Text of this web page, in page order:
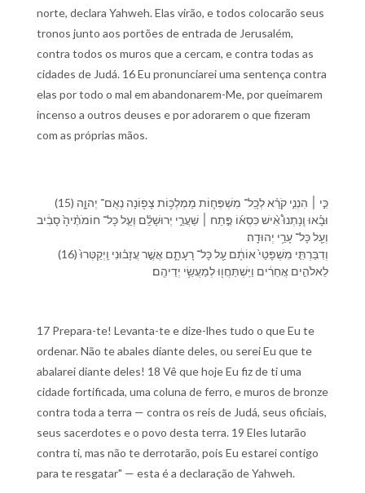
norte, declara Yahweh. Elas virão, e todos colocarão seus
tronos junto aos portões de entrada de Jerusalém,
contra todos os muros que a cercam, e contra todas as
cidades de Judá. 16 Eu pronunciarei uma sentença contra
elas por todo o mal em abandonarem-Me, por queimarem
incenso a outros deuses e por adorarem o que fizeram
com as próprias mãos.
(15) כִּ֣י ׀ הִנְ⁠נִ֣י קֹרֵ֗א לְ⁠כָֽל־ מִשְׁפְּח֛וֹת מַמְלְכ֥וֹת צָפ֖וֹנָ⁠ה נְאֻם־ יְהוָ֑ה
וּ⁠בָ֡אוּ וְֽ⁠נָתְנוּ֩ אִ֨ישׁ כִּסְא֜⁠וֹ פֶּ֣תַח ׀ שַׁעֲרֵ֣י יְרוּשָׁלִַ֗ם וְ⁠עַ֤ל כָּל־ חוֹמֹתֶ֨י⁠הָ֙ סָבִ֔יב
וְ⁠עַ֖ל כָּל־ עָרֵ֥י יְהוּדָֽה׃
(16) וְ⁠דִבַּרְתִּ֤י מִשְׁפָּטַ⁠י֙ אוֹתָ֔⁠ם עַ֖ל כָּל־ רָעָתָ֑⁠ם אֲשֶׁ֣ר עֲזָב֗וּ⁠נִי וַֽ⁠יְקַטְּרוּ֙
לֵ⁠אלֹהִ֣ים אֲחֵרִ֔ים וַ⁠יִּֽשְׁתַּחֲו֖וּ לְ⁠מַעֲשֵׂ֥י יְדֵי⁠הֶֽם׃
17 Prepara-te! Levanta-te e dize-lhes tudo o que Eu te
ordenar. Não te abales diante deles, ou serei Eu que te
abalarei diante deles! 18 Vê que hoje Eu fiz de ti uma
cidade fortificada, uma coluna de ferro, e muros de bronze
contra toda a terra — contra os reis de Judá, seus oficiais,
seus sacerdotes e o povo desta terra. 19 Eles lutarão
contra ti, mas não te derrotarão, pois Eu estarei contigo
para te resgatar" — esta é a declaração de Yahweh.